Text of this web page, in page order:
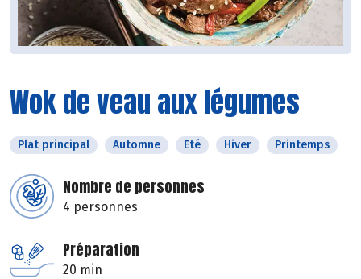
Wok de veau aux légumes
Plat principal Automne Eté Hiver Printemps
Nombre de personnes
4 personnes
Préparation
20 min